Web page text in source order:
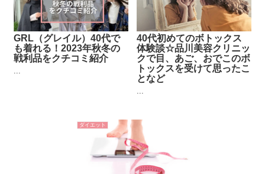
GRL（グレイル）40代で
も着れる！2023年秋冬の
戦利品をクチコミ紹介
...
40代初めてのボトックス
体験談☆品川美容クリニッ
クで目、あご、おでこのボ
トックスを受けて思ったこ
となど
...
ダイエット